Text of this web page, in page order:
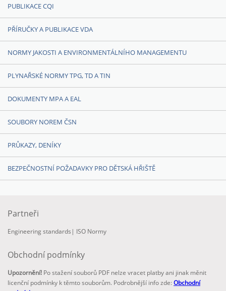
PUBLIKACE CQI
PŘÍRUČKY A PUBLIKACE VDA
NORMY JAKOSTI A ENVIRONMENTÁLNÍHO MANAGEMENTU
PLYNAŘSKÉ NORMY TPG, TD A TIN
DOKUMENTY MPA A EAL
SOUBORY NOREM ČSN
PRŮKAZY, DENÍKY
BEZPEČNOSTNÍ POŽADAVKY PRO DĚTSKÁ HŘIŠTĚ
Partneři
Engineering standards | ISO Normy
Obchodní podmínky
Upozornění! Po stažení souborů PDF nelze vracet platby ani jinak měnit
licenční podmínky k těmto souborům. Podrobnější info zde:Obchodní